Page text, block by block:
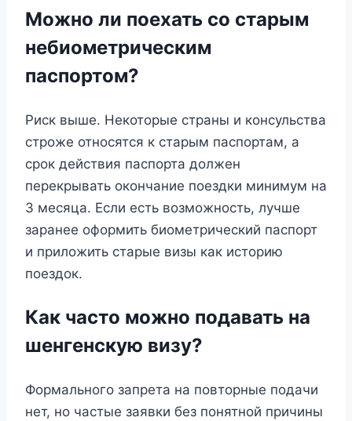
Можно ли поехать со старым
небиометрическим
паспортом?
Риск выше. Некоторые страны и консульства
строже относятся к старым паспортам, а
срок действия паспорта должен
перекрывать окончание поездки минимум на
3 месяца. Если есть возможность, лучше
заранее оформить биометрический паспорт
и приложить старые визы как историю
поездок.
Как часто можно подавать на
шенгенскую визу?
Формального запрета на повторные подачи
нет, но частые заявки без понятной причины